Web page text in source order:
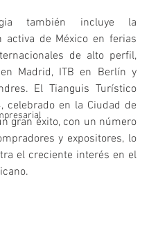
también incluye la
activa de México en ferias
de alto perfil,
Madrid, ITB en Berlín y
El Tianguis Turístico
celebrado en la Ciudad de
gran éxito, con un número
y expositores, lo
el creciente interés en el